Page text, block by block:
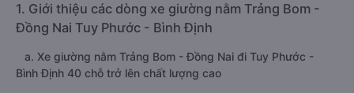
1. Giới thiệu các dòng xe giường nằm Trảng Bom -
Đồng Nai Tuy Phước - Bình Định
a. Xe giường nằm Trảng Bom - Đồng Nai đi Tuy Phước -
Bình Định 40 chỗ trở lên chất lượng cao